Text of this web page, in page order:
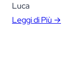
il sistema di
Catawiki da molto
Luca
Leggi di Più →